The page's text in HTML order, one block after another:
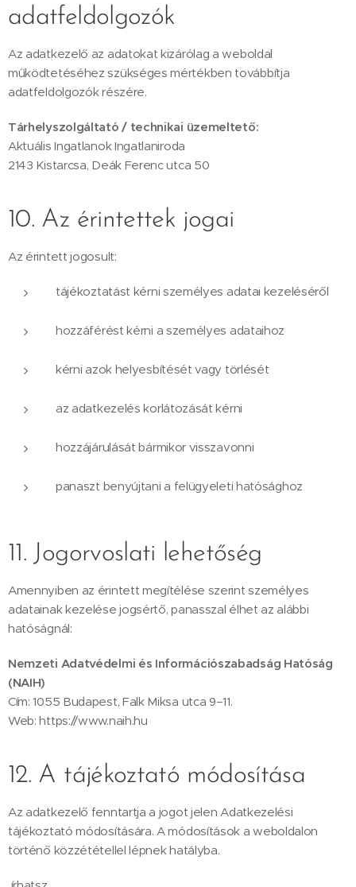
adatfeldolgozók
Az adatkezelő az adatokat kizárólag a weboldal
működtetéséhez szükséges mértékben továbbítja
adatfeldolgozók részére.
Tárhelyszolgáltató / technikai üzemeltető:
Aktuális Ingatlanok Ingatlaniroda
2143 Kistarcsa, Deák Ferenc utca 50
10. Az érintettek jogai
Az érintett jogosult:
tájékoztatást kérni személyes adatai kezeléséről
hozzáférést kérni a személyes adataihoz
kérni azok helyesbítését vagy törlését
az adatkezelés korlátozását kérni
hozzájárulását bármikor visszavonni
panaszt benyújtani a felügyeleti hatósághoz
11. Jogorvoslati lehetőség
Amennyiben az érintett megítélése szerint személyes
adatainak kezelése jogsértő, panasszal élhet az alábbi
hatóságnál:
Nemzeti Adatvédelmi és Információszabadság Hatóság
(NAIH)
Cím: 1055 Budapest, Falk Miksa utca 9–11.
Web: https://www.naih.hu
12. A tájékoztató módosítása
Az adatkezelő fenntartja a jogot jelen Adatkezelési
tájékoztató módosítására. A módosítások a weboldalon
történő közzététellel lépnek hatályba.